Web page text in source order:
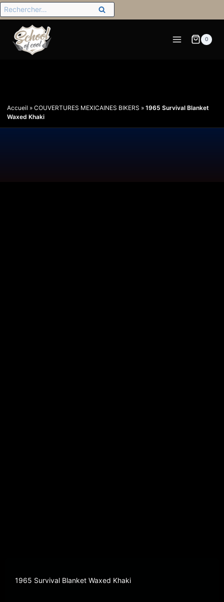
0
Accueil » COUVERTURES MEXICAINES BIKERS » 1965 Survival Blanket
Waxed Khaki
1965 Survival Blanket Waxed Khaki